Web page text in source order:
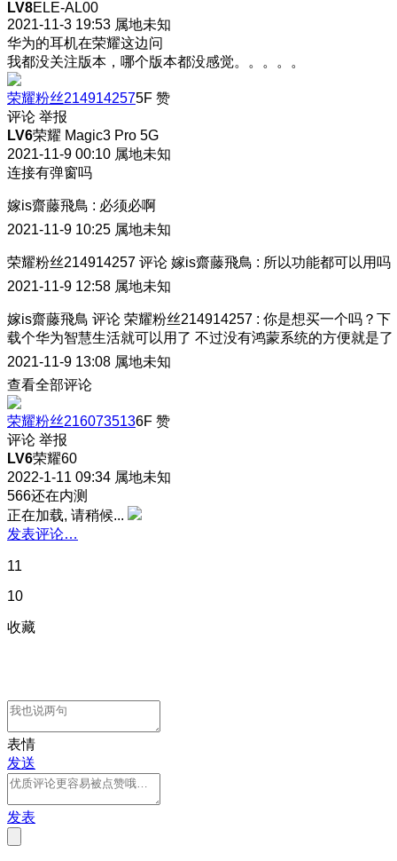
LV8ELE-AL00
2021-11-3 19:53 属地未知
华为的耳机在荣耀这边问
我都没关注版本，哪个版本都没感觉。。。。。
荣耀粉丝2149142575F 赞
评论 举报
LV6荣耀 Magic3 Pro 5G
2021-11-9 00:10 属地未知
连接有弹窗吗
嫁is齋藤飛鳥 : 必须必啊
2021-11-9 10:25 属地未知
荣耀粉丝214914257 评论 嫁is齋藤飛鳥 : 所以功能都可以用吗
2021-11-9 12:58 属地未知
嫁is齋藤飛鳥 评论 荣耀粉丝214914257 : 你是想买一个吗？下
载个华为智慧生活就可以用了 不过没有鸿蒙系统的方便就是了
2021-11-9 13:08 属地未知
查看全部评论
荣耀粉丝2160735136F 赞
评论 举报
LV6荣耀60
2022-1-11 09:34 属地未知
566还在内测
正在加载, 请稍候...
发表评论…
11
10
收藏
表情
发送
发表